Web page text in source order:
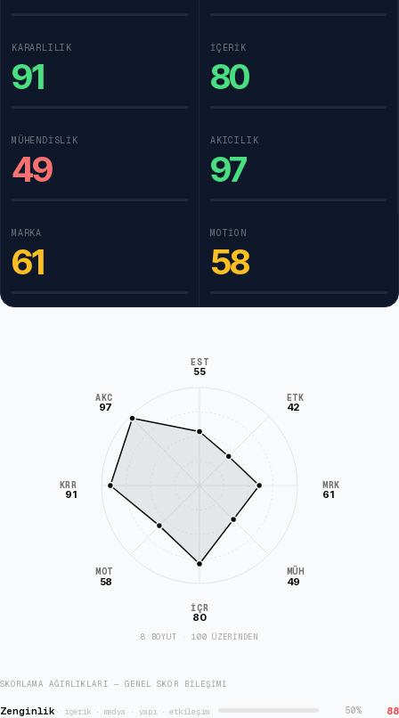
KARARLILIK
91
İÇERIK
80
MÜHENDISLIK
49
AKICILIK
97
MARKA
61
MOTION
58
EST
55
ETK
42
MRK
61
MÜH
49
İÇR
80
MOT
58
KRR
91
AKC
97
8 BOYUT · 100 ÜZERİNDEN
SKORLAMA AĞIRLIKLARI — GENEL SKOR BILEŞIMI
Zenginlik · içerik · medya · yapı · etkileşim 50% 88